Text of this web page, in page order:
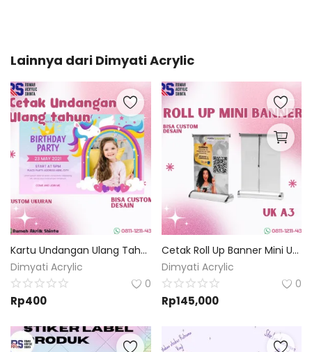
Lainnya dari Dimyati Acrylic
Kartu Undangan Ulang Tahun Anak Custom
Dimyati Acrylic
0
Rp400
Cetak Roll Up Banner Mini Uk A3 | Custom Desain
Dimyati Acrylic
0
Rp145,000